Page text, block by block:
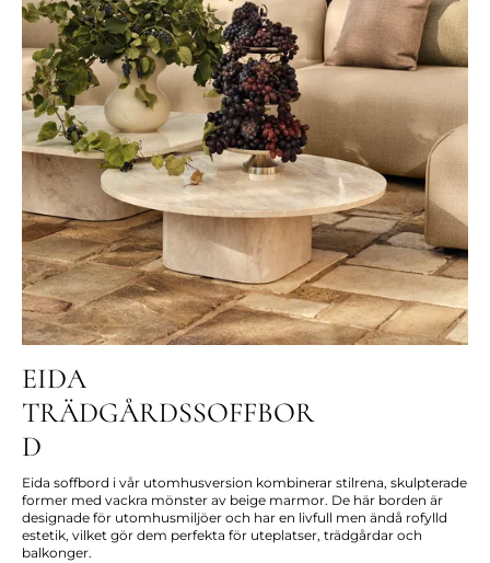
EIDA
TRÄDGÅRDSSOFFBOR
D
Eida soffbord i vår utomhusversion kombinerar stilrena, skulpterade
former med vackra mönster av beige marmor. De här borden är
designade för utomhusmiljöer och har en livfull men ändå rofylld
estetik, vilket gör dem perfekta för uteplatser, trädgårdar och
balkonger.